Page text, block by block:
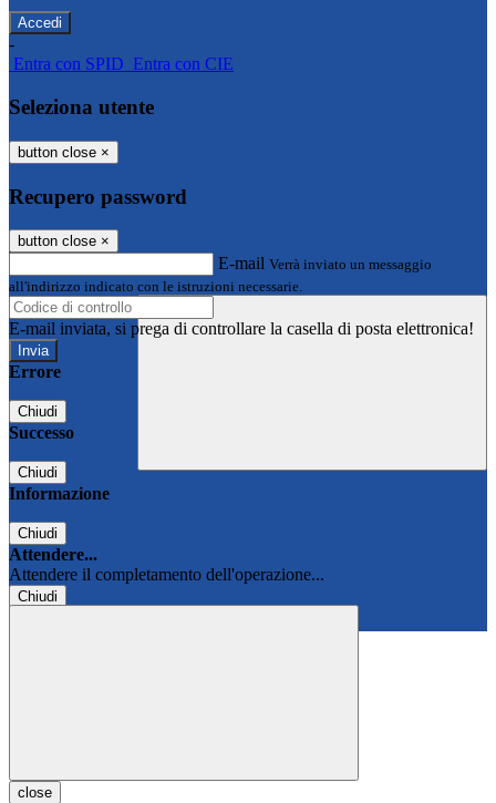
-
Entra con SPID Entra con CIE
Seleziona utente
button close ×
Recupero password
button close ×
E-mail Verrà inviato un messaggio
all'indirizzo indicato con le istruzioni necessarie.
E-mail inviata, si prega di controllare la casella di posta elettronica!
Errore
Chiudi
Successo
Chiudi
Informazione
Chiudi
Attendere...
Attendere il completamento dell'operazione...
Chiudi
close